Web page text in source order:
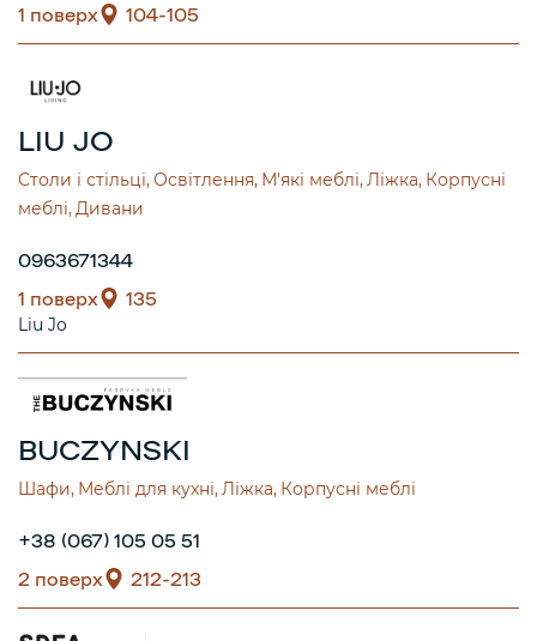
1 поверх 104-105
LIU JO
Столи і стільці Освітлення М'які меблі Ліжка Корпусні
меблі Дивани
0963671344
1 поверх
135
Liu Jo
BUCZYNSKI
Шафи Меблі для кухні Ліжка Корпусні меблі
+38 (067) 105 05 51
2 поверх
212-213